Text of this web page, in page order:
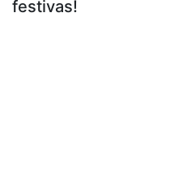
festivas!